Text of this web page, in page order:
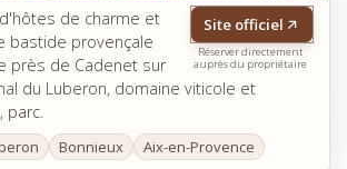
Site officiel
Réserver directement
auprès du propriétaire
de charme et
bastide provençale
près de Cadenet sur
du Luberon, domaine viticole et
parc.
Bonnieux Aix-en-Provence